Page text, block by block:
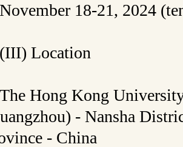
November 18-21, 2024
(III) Location
The Hong Kong
- Nansha
- China